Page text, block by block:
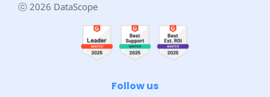
ⓒ 2026 DataScope
Follow us